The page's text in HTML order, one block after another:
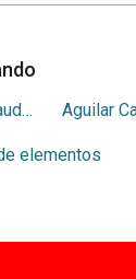
Moreno Rambaud, Isidoro
elementos